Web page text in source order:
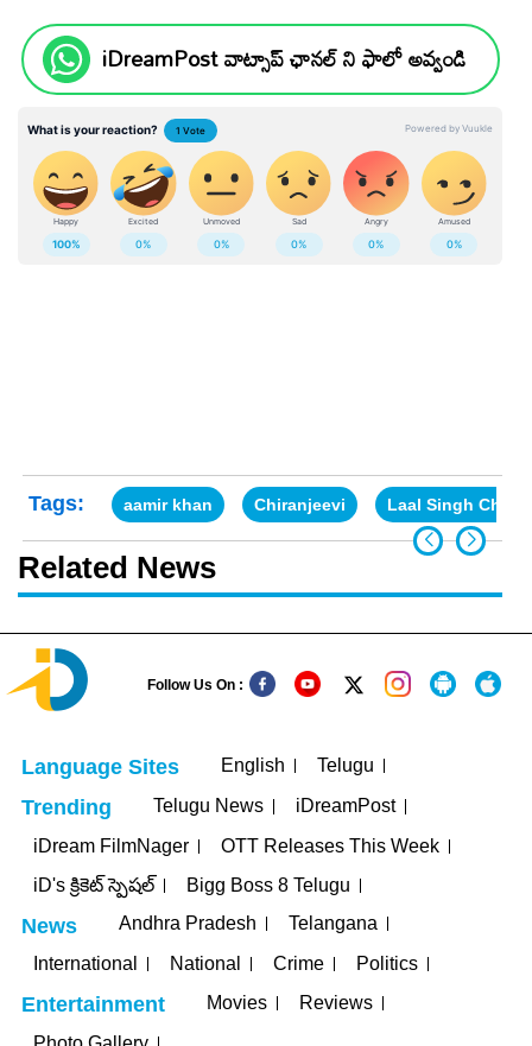
iDreamPost వాట్సాప్ ఛానల్ ని ఫాలో అవ్వండి
Tags: aamir khan Chiranjeevi Laal Singh
Related News
Follow Us On :
Language Sites English Telugu
Trending Telugu News
iDreamPost
iDream FilmNager
OTT Releases This Week
iD's క్రికెట్ స్పెషల్
Bigg Boss 8 Telugu
News Andhra Pradesh
Telangana
International
National Crime Politics
Entertainment Movies
Reviews